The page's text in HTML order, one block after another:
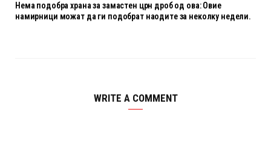
Нема подобра храна за замастен црн дроб од ова: Овие
намирници можат да ги подобрат наодите за неколку недели.
WRITE A COMMENT